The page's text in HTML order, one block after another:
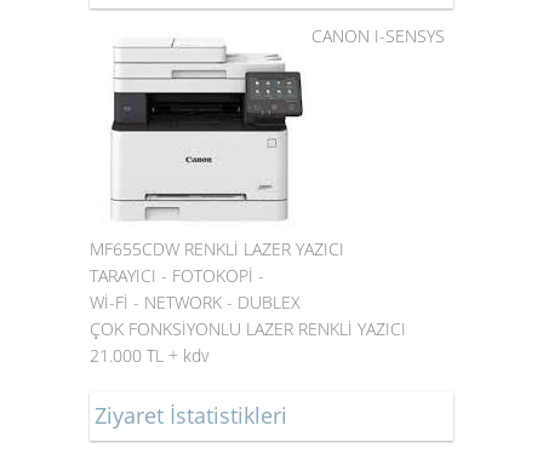
CANON I-SENSYS
MF655CDW RENKLİ LAZER YAZICI
TARAYICI - FOTOKOPİ -
Wİ-Fİ - NETWORK - DUBLEX
ÇOK FONKSİYONLU LAZER RENKLİ YAZICI
21.000 TL + kdv
Ziyaret İstatistikleri